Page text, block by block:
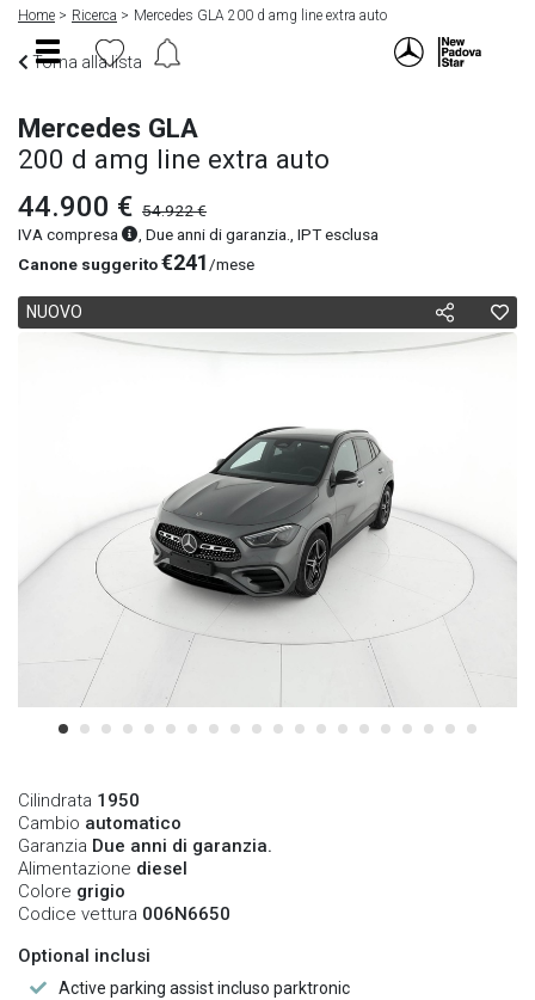
Home Ricerca Mercedes GLA 200 d amg line extra auto
Torna alla lista
Mercedes GLA
200 d amg line extra auto
44.900 € 54.922 €
IVA compresa
, Due anni di garanzia., IPT esclusa
Canone suggerito€241 /mese
NUOVO
Cilindrata 1950
Cambio automatico
Garanzia Due anni di garanzia.
Alimentazione diesel
Colore grigio
Codice vettura 006N6650
Optional inclusi
Active parking assist incluso parktronic